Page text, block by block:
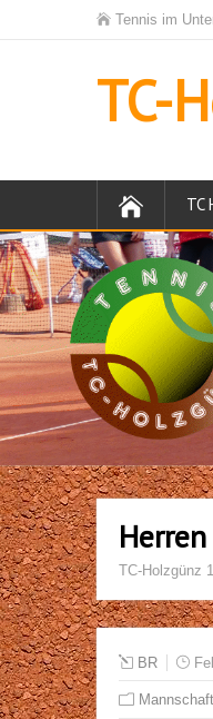
Tennis im
TC-
TC
TC-Holzgünz
BR